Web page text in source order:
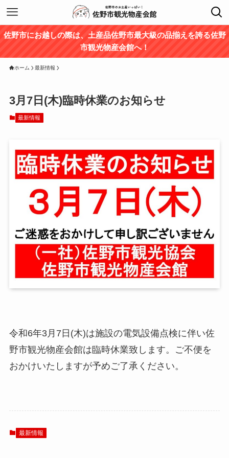
佐野市にお越しの際は、土産品佐野市最大級の品揃えを誇る佐野
市観光物産会館へ！
ホーム 最新情報
3月7日(木)臨時休業のお知らせ
最新情報
令和6年3月7日(木)は施設の電気設備点検に伴い佐
野市観光物産会館は臨時休業致します。ご不便を
おかけいたしますが予めご了承ください。
最新情報